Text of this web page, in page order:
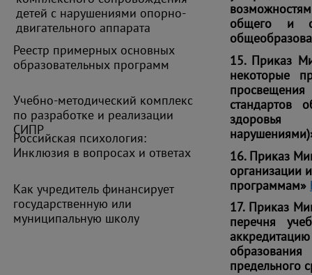
общего и
15. Приказ
некоторые
стандартов
16. Приказ
организации
программам»
17. Приказ
перечня
предельного
детей с нарушениями опорно-
двигательного аппарата
Реестр примерных основных
образовательных программ
Учебно-методический комплекс
по разработке и реализации
СИПР
Российская психология:
Инклюзия в вопросах и ответах
Как учредитель финансирует
государственную или
муниципальную школу